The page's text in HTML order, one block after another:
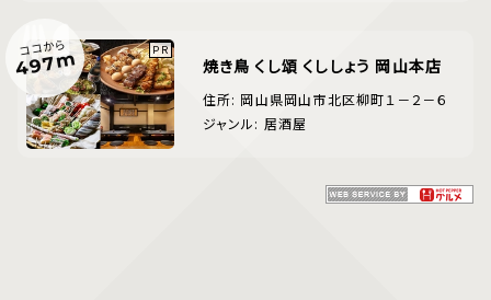
ココから
497m 焼き鳥 くし頌 くししょう 岡山本店
住所: 岡山県岡山市北区柳町１－２－６
ジャンル: 居酒屋